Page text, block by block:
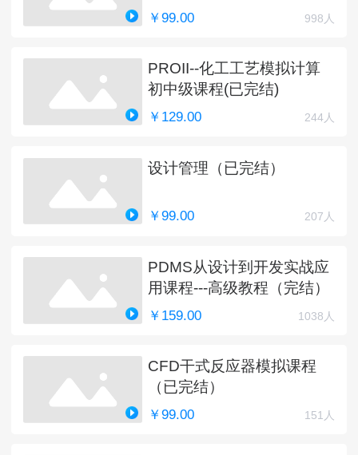
￥99.00 998人
PROII--化工工艺模拟计算
初中级课程(已完结)
￥129.00 244人
设计管理（已完结）
￥99.00 207人
PDMS从设计到开发实战应
用课程---高级教程（完结）
￥159.00 1038人
CFD干式反应器模拟课程
（已完结）
￥99.00 151人